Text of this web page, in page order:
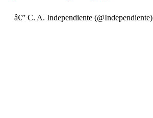
â€” C. A. Independiente (@Independiente)